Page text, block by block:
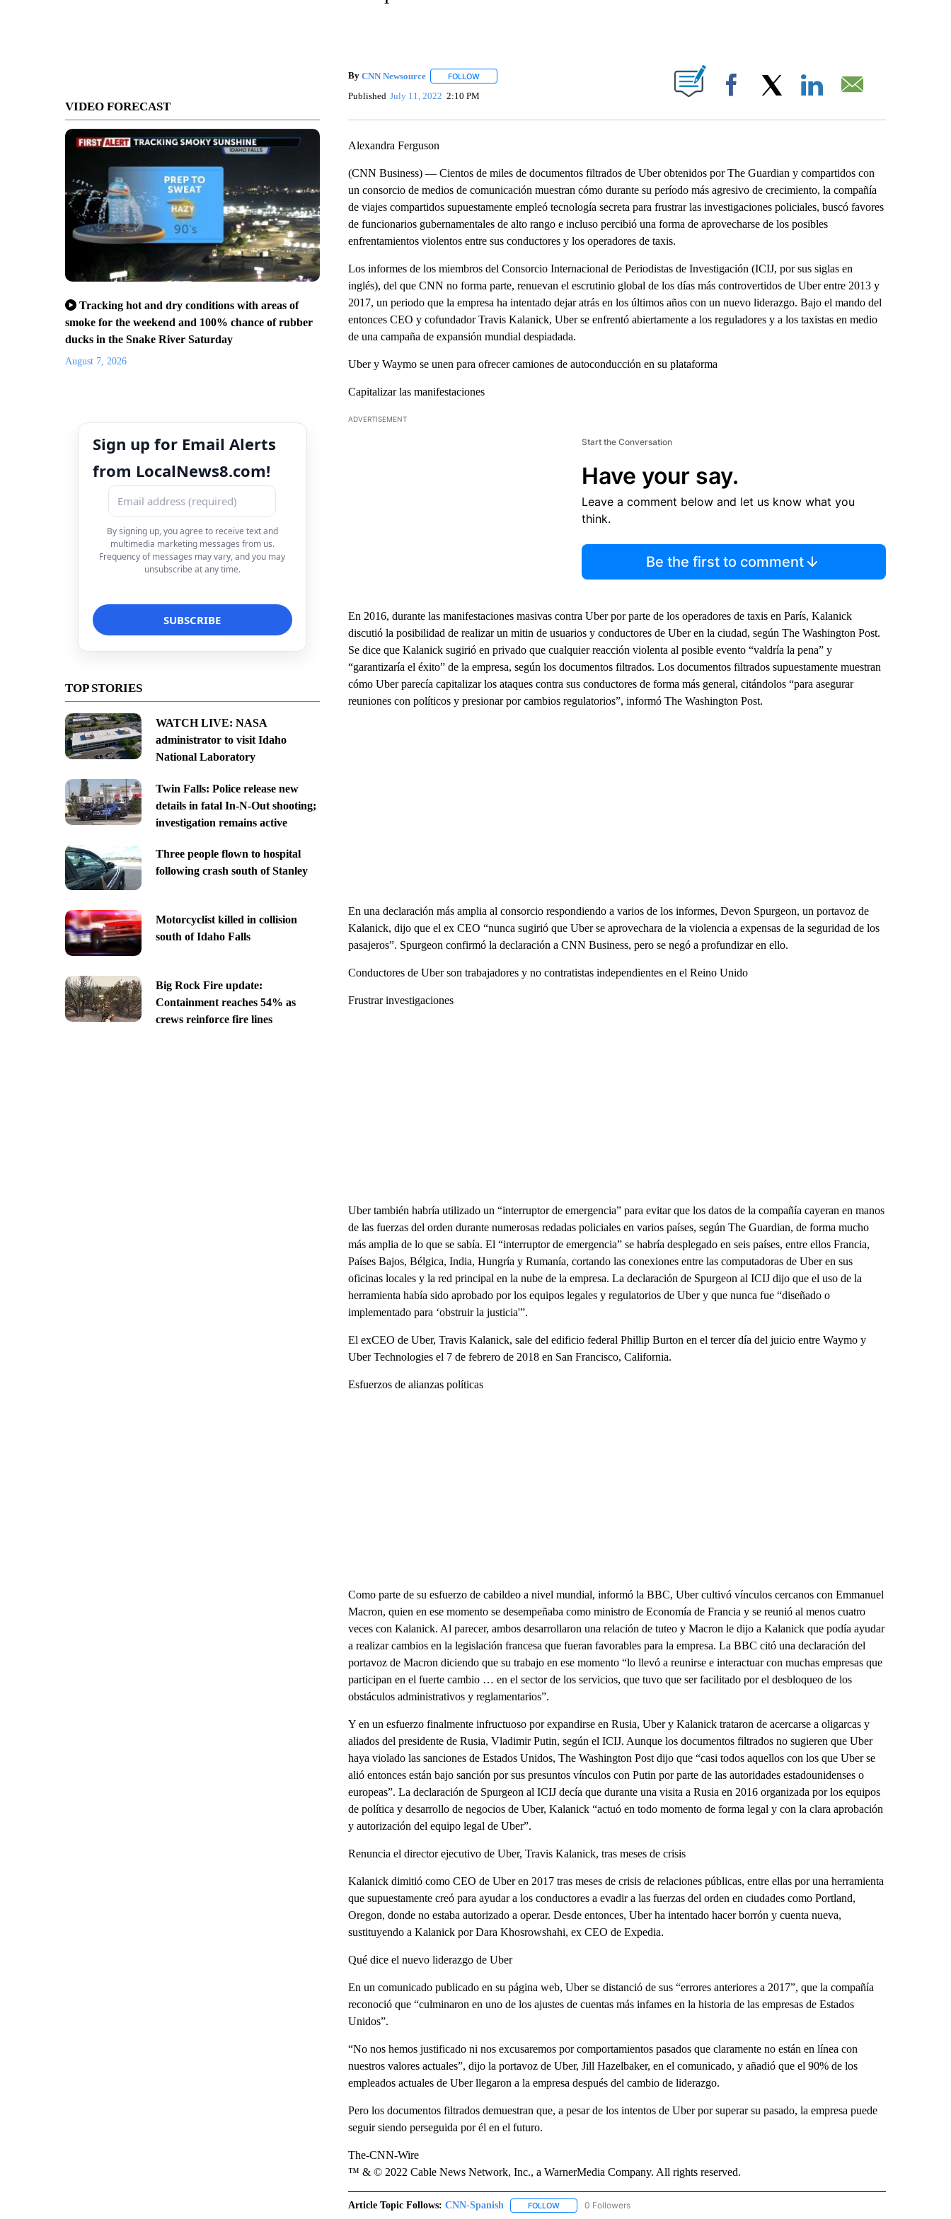
VIDEO FORECAST
Tracking hot and dry conditions with areas of
smoke for the weekend and 100% chance of rubber
ducks in the Snake River Saturday
August 7, 2026
Sign up for Email Alerts
from LocalNews8.com!
By signing up, you agree to receive text and
multimedia marketing messages from us.
Frequency of messages may vary, and you may
unsubscribe at any time.
TOP STORIES
WATCH LIVE: NASA
administrator to visit Idaho
National Laboratory
Twin Falls: Police release new
details in fatal In-N-Out shooting;
investigation remains active
Three people flown to hospital
following crash south of Stanley
Motorcyclist killed in collision
south of Idaho Falls
Big Rock Fire update:
Containment reaches 54% as
crews reinforce fire lines
By CNN Newsource FOLLOWFOLLOW "" TO RECEIVE NOTIFICATIONS ABOUT NEW PAGES ON "".
Published July 11, 2022 2:10 PM Facebook
Alexandra Ferguson
(CNN Business) — Cientos de miles de documentos filtrados de Uber obtenidos por The Guardian y compartidos con
un consorcio de medios de comunicación muestran cómo durante su período más agresivo de crecimiento, la compañía
de viajes compartidos supuestamente empleó tecnología secreta para frustrar las investigaciones policiales, buscó favores
de funcionarios gubernamentales de alto rango e incluso percibió una forma de aprovecharse de los posibles
enfrentamientos violentos entre sus conductores y los operadores de taxis.
Los informes de los miembros del Consorcio Internacional de Periodistas de Investigación (ICIJ, por sus siglas en
inglés), del que CNN no forma parte, renuevan el escrutinio global de los días más controvertidos de Uber entre 2013 y
2017, un periodo que la empresa ha intentado dejar atrás en los últimos años con un nuevo liderazgo. Bajo el mando del
entonces CEO y cofundador Travis Kalanick, Uber se enfrentó abiertamente a los reguladores y a los taxistas en medio
de una campaña de expansión mundial despiadada.
Uber y Waymo se unen para ofrecer camiones de autoconducción en su plataforma
Capitalizar las manifestaciones
ADVERTISEMENT
Start the Conversation
Have your say.
Leave a comment below and let us know what you
think.
Be the first to comment
En 2016, durante las manifestaciones masivas contra Uber por parte de los operadores de taxis en París, Kalanick
discutió la posibilidad de realizar un mitin de usuarios y conductores de Uber en la ciudad, según The Washington Post.
Se dice que Kalanick sugirió en privado que cualquier reacción violenta al posible evento “valdría la pena” y
“garantizaría el éxito” de la empresa, según los documentos filtrados. Los documentos filtrados supuestamente muestran
cómo Uber parecía capitalizar los ataques contra sus conductores de forma más general, citándolos “para asegurar
reuniones con políticos y presionar por cambios regulatorios”, informó The Washington Post.
En una declaración más amplia al consorcio respondiendo a varios de los informes, Devon Spurgeon, un portavoz de
Kalanick, dijo que el ex CEO “nunca sugirió que Uber se aprovechara de la violencia a expensas de la seguridad de los
pasajeros”. Spurgeon confirmó la declaración a CNN Business, pero se negó a profundizar en ello.
Conductores de Uber son trabajadores y no contratistas independientes en el Reino Unido
Frustrar investigaciones
Uber también habría utilizado un “interruptor de emergencia” para evitar que los datos de la compañía cayeran en manos
de las fuerzas del orden durante numerosas redadas policiales en varios países, según The Guardian, de forma mucho
más amplia de lo que se sabía. El “interruptor de emergencia” se habría desplegado en seis países, entre ellos Francia,
Países Bajos, Bélgica, India, Hungría y Rumanía, cortando las conexiones entre las computadoras de Uber en sus
oficinas locales y la red principal en la nube de la empresa. La declaración de Spurgeon al ICIJ dijo que el uso de la
herramienta había sido aprobado por los equipos legales y regulatorios de Uber y que nunca fue “diseñado o
implementado para ‘obstruir la justicia'”.
El exCEO de Uber, Travis Kalanick, sale del edificio federal Phillip Burton en el tercer día del juicio entre Waymo y
Uber Technologies el 7 de febrero de 2018 en San Francisco, California.
Esfuerzos de alianzas políticas
Como parte de su esfuerzo de cabildeo a nivel mundial, informó la BBC, Uber cultivó vínculos cercanos con Emmanuel
Macron, quien en ese momento se desempeñaba como ministro de Economía de Francia y se reunió al menos cuatro
veces con Kalanick. Al parecer, ambos desarrollaron una relación de tuteo y Macron le dijo a Kalanick que podía ayudar
a realizar cambios en la legislación francesa que fueran favorables para la empresa. La BBC citó una declaración del
portavoz de Macron diciendo que su trabajo en ese momento “lo llevó a reunirse e interactuar con muchas empresas que
participan en el fuerte cambio … en el sector de los servicios, que tuvo que ser facilitado por el desbloqueo de los
obstáculos administrativos y reglamentarios”.
Y en un esfuerzo finalmente infructuoso por expandirse en Rusia, Uber y Kalanick trataron de acercarse a oligarcas y
aliados del presidente de Rusia, Vladimir Putin, según el ICIJ. Aunque los documentos filtrados no sugieren que Uber
haya violado las sanciones de Estados Unidos, The Washington Post dijo que “casi todos aquellos con los que Uber se
alió entonces están bajo sanción por sus presuntos vínculos con Putin por parte de las autoridades estadounidenses o
europeas”. La declaración de Spurgeon al ICIJ decía que durante una visita a Rusia en 2016 organizada por los equipos
de política y desarrollo de negocios de Uber, Kalanick “actuó en todo momento de forma legal y con la clara aprobación
y autorización del equipo legal de Uber”.
Renuncia el director ejecutivo de Uber, Travis Kalanick, tras meses de crisis
Kalanick dimitió como CEO de Uber en 2017 tras meses de crisis de relaciones públicas, entre ellas por una herramienta
que supuestamente creó para ayudar a los conductores a evadir a las fuerzas del orden en ciudades como Portland,
Oregon, donde no estaba autorizado a operar. Desde entonces, Uber ha intentado hacer borrón y cuenta nueva,
sustituyendo a Kalanick por Dara Khosrowshahi, ex CEO de Expedia.
Qué dice el nuevo liderazgo de Uber
En un comunicado publicado en su página web, Uber se distanció de sus “errores anteriores a 2017”, que la compañía
reconoció que “culminaron en uno de los ajustes de cuentas más infames en la historia de las empresas de Estados
Unidos”.
“No nos hemos justificado ni nos excusaremos por comportamientos pasados que claramente no están en línea con
nuestros valores actuales”, dijo la portavoz de Uber, Jill Hazelbaker, en el comunicado, y añadió que el 90% de los
empleados actuales de Uber llegaron a la empresa después del cambio de liderazgo.
Pero los documentos filtrados demuestran que, a pesar de los intentos de Uber por superar su pasado, la empresa puede
seguir siendo perseguida por él en el futuro.
The-CNN-Wire
™ & © 2022 Cable News Network, Inc., a WarnerMedia Company. All rights reserved.
Article Topic Follows: CNN-Spanish FOLLOWFOLLOW "CNN-SPANISH" TO RECEIVE NOTIFICATIONS ABOUT NEW PAGES ON "CNN-SPANISH".
0 Followers